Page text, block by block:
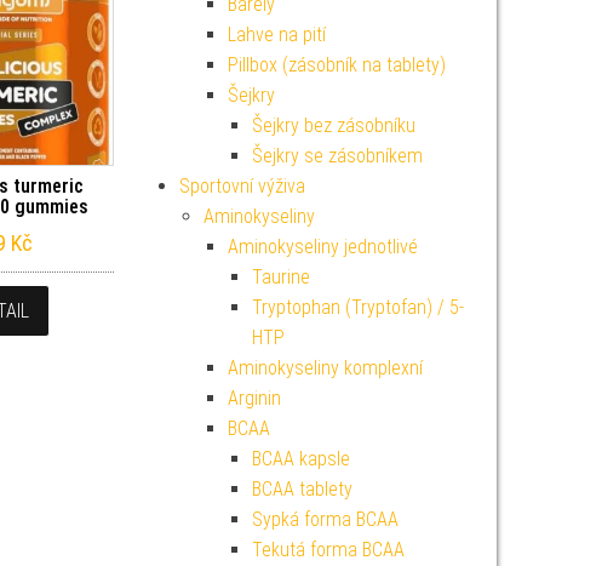
turmeric
gummies
Kč
Lahve na pití
Pillbox (zásobník na tablety)
Šejkry
Šejkry bez zásobníku
Šejkry se zásobníkem
Sportovní výživa
Aminokyseliny
Aminokyseliny jednotlivé
Taurine
Tryptophan (Tryptofan) / 5-
HTP
Aminokyseliny komplexní
Arginin
BCAA
BCAA kapsle
BCAA tablety
Sypká forma BCAA
Tekutá forma BCAA